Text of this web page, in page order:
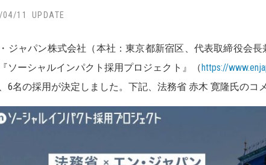
11
ジャパン株式会社（本社：東京都新宿区、代表取締役会
ソーシャルインパクト採用プロジェクト』（https://
6名の採用が決定しました。下記、法務省 赤木 寛隆氏のコ